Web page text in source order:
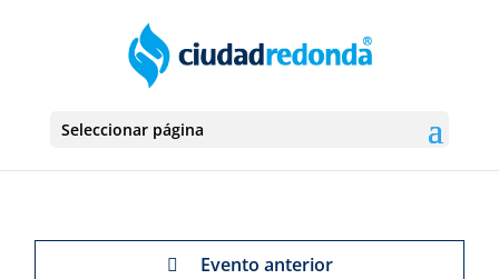
Seleccionar página
Evento anterior